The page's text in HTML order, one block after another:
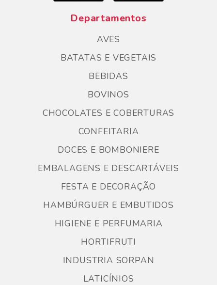
Departamentos
AVES
BATATAS E VEGETAIS
BEBIDAS
BOVINOS
CHOCOLATES E COBERTURAS
CONFEITARIA
DOCES E BOMBONIERE
EMBALAGENS E DESCARTÁVEIS
FESTA E DECORAÇÃO
HAMBÚRGUER E EMBUTIDOS
HIGIENE E PERFUMARIA
HORTIFRUTI
INDUSTRIA SORPAN
LATICÍNIOS